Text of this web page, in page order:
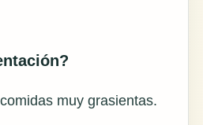
muy grasientas.